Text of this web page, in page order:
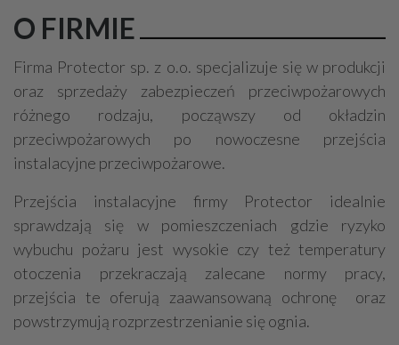
O FIRMIE
Firma Protector sp. z o.o. specjalizuje się w produkcji
oraz sprzedaży zabezpieczeń przeciwpożarowych
różnego rodzaju, począwszy od okładzin
przeciwpożarowych po nowoczesne przejścia
instalacyjne przeciwpożarowe.
Przejścia instalacyjne firmy Protector idealnie
sprawdzają się w pomieszczeniach gdzie ryzyko
wybuchu pożaru jest wysokie czy też temperatury
otoczenia przekraczają zalecane normy pracy,
przejścia te oferują zaawansowaną ochronę oraz
powstrzymują rozprzestrzenianie się ognia.